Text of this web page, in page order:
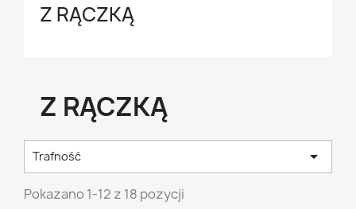
Z RĄCZKĄ
Z RĄCZKĄ
Trafność 
Pokazano 1-12 z 18 pozycji